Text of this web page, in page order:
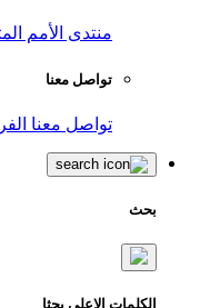
منتدى الأمم
تواصل معنا
تواصل معنا
بحث
الكلمات الاعلى بحثا